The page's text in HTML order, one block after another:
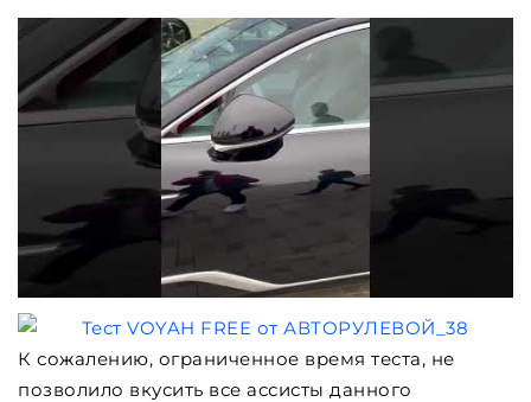
К сожалению, ограниченное время теста, не
позволило вкусить все ассисты данного